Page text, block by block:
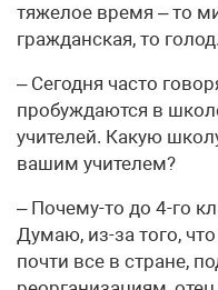
тяжелое время – то
гражданская, то голод.
– Сегодня часто
пробуждаются в
учителей. Какую
вашим учителем?
– Почему-то до 4-го
Думаю, из-за того,
почти все в стране,